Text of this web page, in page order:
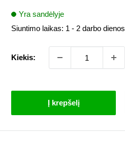
Yra sandėlyje
Siuntimo laikas: 1 - 2 darbo dienos
Kiekis:
Į krepšelį